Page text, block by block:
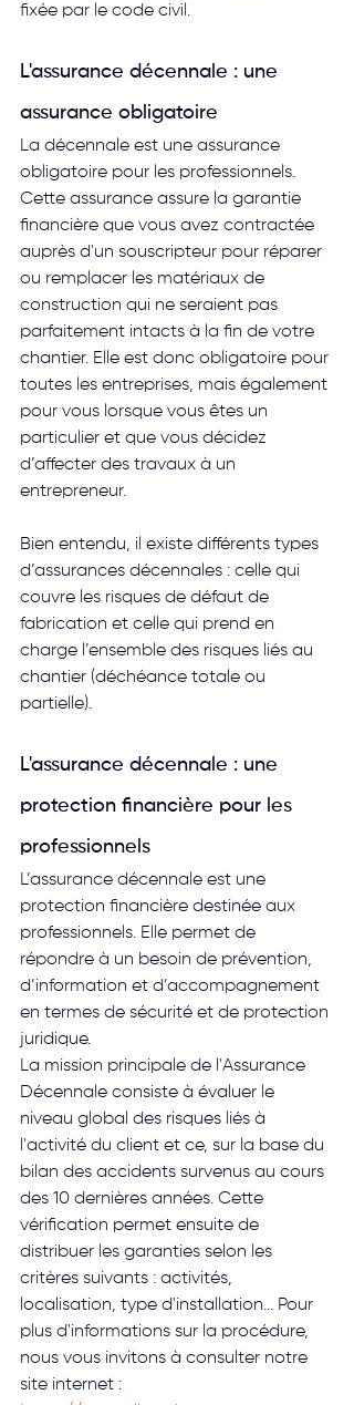
fixée par le code civil.
L'assurance décennale : une
assurance obligatoire
La décennale est une assurance
obligatoire pour les professionnels.
Cette assurance assure la garantie
financière que vous avez contractée
auprès d'un souscripteur pour réparer
ou remplacer les matériaux de
construction qui ne seraient pas
parfaitement intacts à la fin de votre
chantier. Elle est donc obligatoire pour
toutes les entreprises, mais également
pour vous lorsque vous êtes un
particulier et que vous décidez
d’affecter des travaux à un
entrepreneur.
Bien entendu, il existe différents types
d’assurances décennales : celle qui
couvre les risques de défaut de
fabrication et celle qui prend en
charge l’ensemble des risques liés au
chantier (déchéance totale ou
partielle).
L'assurance décennale : une
protection financière pour les
professionnels
L’assurance décennale est une
protection financière destinée aux
professionnels. Elle permet de
répondre à un besoin de prévention,
d’information et d’accompagnement
en termes de sécurité et de protection
juridique.
La mission principale de l'Assurance
Décennale consiste à évaluer le
niveau global des risques liés à
l'activité du client et ce, sur la base du
bilan des accidents survenus au cours
des 10 dernières années. Cette
vérification permet ensuite de
distribuer les garanties selon les
critères suivants : activités,
localisation, type d'installation... Pour
plus d'informations sur la procédure,
nous vous invitons à consulter notre
site internet :